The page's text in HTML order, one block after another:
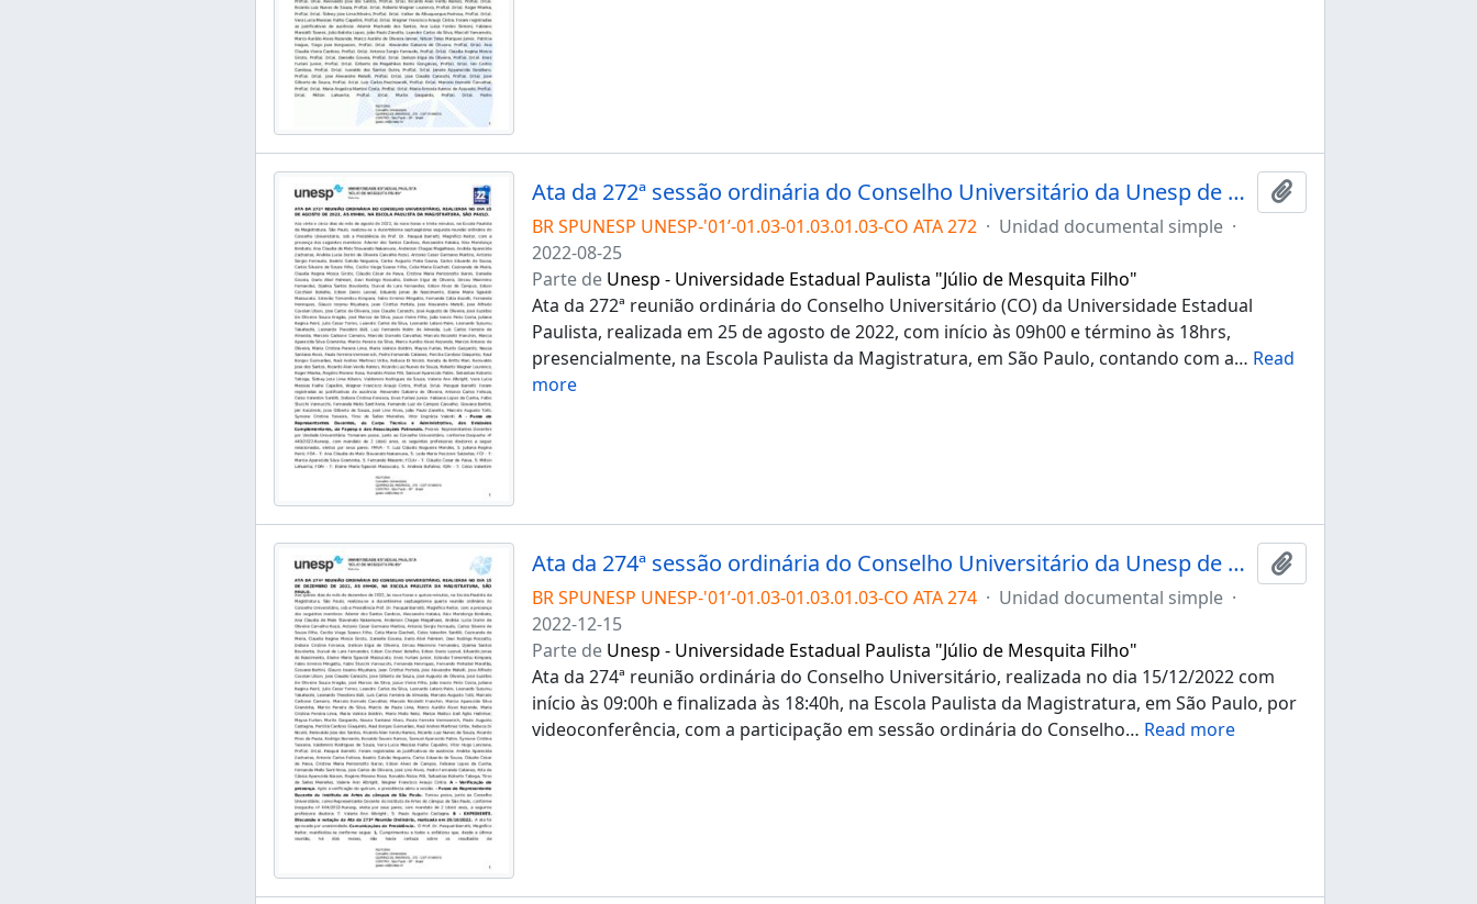
Ata da 272ª sessão ordinária do Conselho Universitário da Unesp de 25/08/2022
Añadir al
BR SPUNESP UNESP-'01’-01.03-01.03.01.03-CO ATA 272 · Unidad documental simple ·
2022-08-25
Parte de Unesp - Universidade Estadual Paulista "Júlio de Mesquita Filho"
Ata da 272ª reunião ordinária do Conselho Universitário (CO) da Universidade Estadual
Paulista, realizada em 25 de agosto de 2022, com início às 09h00 e término às 18hrs,
presencialmente, na Escola Paulista da Magistratura, em São Paulo, contando com a… Read
more
Ata da 274ª sessão ordinária do Conselho Universitário da Unesp de 15/12/2022
Añadir al
BR SPUNESP UNESP-'01’-01.03-01.03.01.03-CO ATA 274 · Unidad documental simple ·
2022-12-15
Parte de Unesp - Universidade Estadual Paulista "Júlio de Mesquita Filho"
Ata da 274ª reunião ordinária do Conselho Universitário, realizada no dia 15/12/2022 com
início às 09:00h e finalizada às 18:40h, na Escola Paulista da Magistratura, em São Paulo, por
videoconferência, com a participação em sessão ordinária do Conselho… Read more